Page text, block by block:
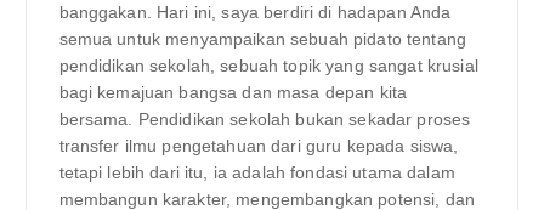
banggakan. Hari ini, saya berdiri di hadapan Anda
semua untuk menyampaikan sebuah pidato tentang
pendidikan sekolah, sebuah topik yang sangat krusial
bagi kemajuan bangsa dan masa depan kita
bersama. Pendidikan sekolah bukan sekadar proses
transfer ilmu pengetahuan dari guru kepada siswa,
tetapi lebih dari itu, ia adalah fondasi utama dalam
membangun karakter, mengembangkan potensi, dan